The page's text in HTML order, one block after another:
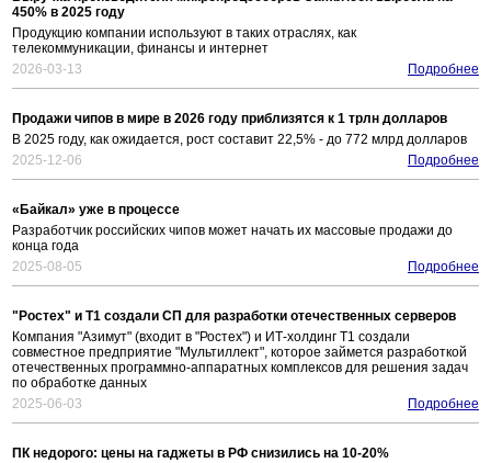
450% в 2025 году
Продукцию компании используют в таких отраслях, как
телекоммуникации, финансы и интернет
2026-03-13
Подробнее
Продажи чипов в мире в 2026 году приблизятся к 1 трлн долларов
В 2025 году, как ожидается, рост составит 22,5% - до 772 млрд долларов
2025-12-06
Подробнее
«Байкал» уже в процессе
Разработчик российских чипов может начать их массовые продажи до
конца года
2025-08-05
Подробнее
"Ростех" и Т1 создали СП для разработки отечественных серверов
Компания "Азимут" (входит в "Ростех") и ИТ-холдинг Т1 создали
совместное предприятие "Мультиллект", которое займется разработкой
отечественных программно-аппаратных комплексов для решения задач
по обработке данных
2025-06-03
Подробнее
ПК недорого: цены на гаджеты в РФ снизились на 10-20%